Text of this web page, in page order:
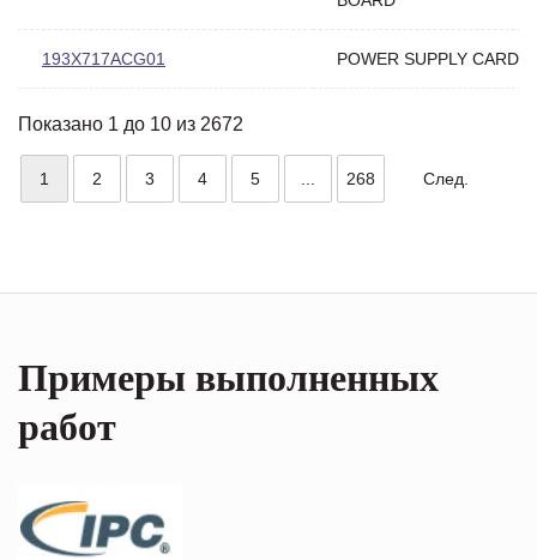
193X717ACG01 POWER SUPPLY CARD
Показано 1 до 10 из 2672
1 2 3 4 5 268 След.
Примеры выполненных
работ